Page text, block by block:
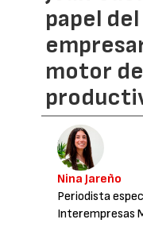
papel
motor
Nina Jareño
Periodista
Interempresas